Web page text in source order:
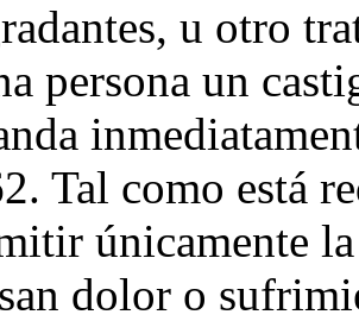
u otro
persona un
Tal como está
únicamente
dolor o